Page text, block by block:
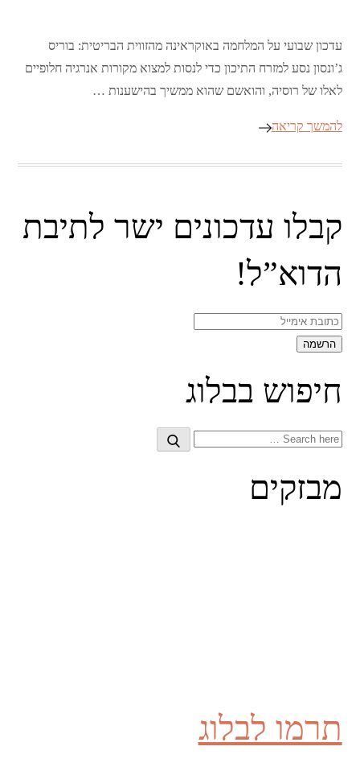
עדכון שבועי על המלחמה באוקראינה מהזווית הבריטית: בוריס
ג’ונסון נסע למזרח התיכון כדי לנסות למצוא מקורות אנרגיה חלופיים
לאלו של רוסיה, והואשם שהוא ממשיך בהישענות …
להמשך קריאה
קבלו עדכונים ישר לתיבת
הדוא”ל!
חיפוש בבלוג
Search
Search
מבזקים
תרמו לבלוג